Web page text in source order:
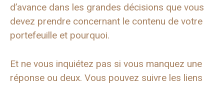
d’avance dans les grandes décisions que vous
devez prendre concernant le contenu de votre
portefeuille et pourquoi.
Et ne vous inquiétez pas si vous manquez une
réponse ou deux. Vous pouvez suivre les liens